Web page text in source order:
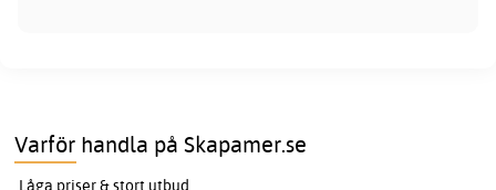
Varför handla på Skapamer.se
Låga priser & stort utbud